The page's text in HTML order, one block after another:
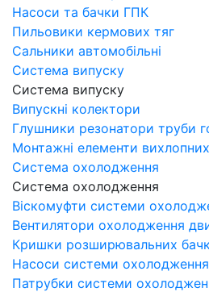
Насоси та бачки ГПК
Пильовики кермових тяг
Сальники автомобільні
Система випуску
Система випуску
Випускні колектори
Глушники резонатори труби
Монтажні елементи
Система охолодження
Система охолодження
Віскомуфти системи
Вентилятори охолодження
Кришки розширювальних
Насоси системи охолодження
Патрубки системи